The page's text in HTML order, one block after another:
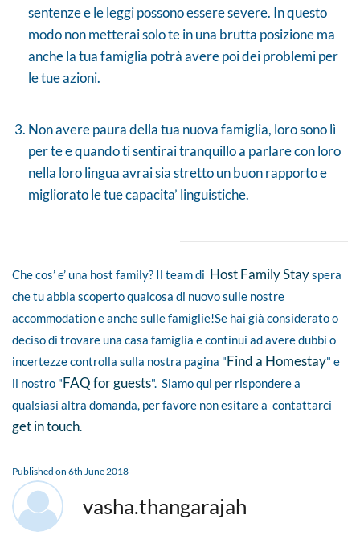
sentenze e le leggi possono essere severe. In questo
modo non metterai solo te in una brutta posizione ma
anche la tua famiglia potrà avere poi dei problemi per
le tue azioni.
Non avere paura della tua nuova famiglia, loro sono lì
per te e quando ti sentirai tranquillo a parlare con loro
nella loro lingua avrai sia stretto un buon rapporto e
migliorato le tue capacita’ linguistiche.
Che cos’ e’ una host family? Il team di Host Family Stayspera
che tu abbia scoperto qualcosa di nuovo sulle nostre
accommodation e anche sulle famiglie!Se hai già considerato o
deciso di trovare una casa famiglia e continui ad avere dubbi o
incertezze controlla sulla nostra pagina "Find a Homestay" e
il nostro "FAQ for guests". Siamo qui per rispondere a
qualsiasi altra domanda, per favore non esitare a contattarci
get in touch.
Published on 6th June 2018
vasha.thangarajah